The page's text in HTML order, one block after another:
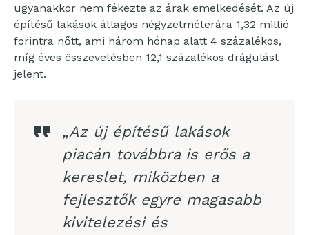
ugyanakkor nem fékezte az árak emelkedését. Az új
építésű lakások átlagos négyzetméterára 1,32 millió
forintra nőtt, ami három hónap alatt 4 százalékos,
míg éves összevetésben 12,1 százalékos drágulást
jelent.
„Az új építésű lakások
piacán továbbra is erős a
kereslet, miközben a
fejlesztők egyre magasabb
kivitelezési és